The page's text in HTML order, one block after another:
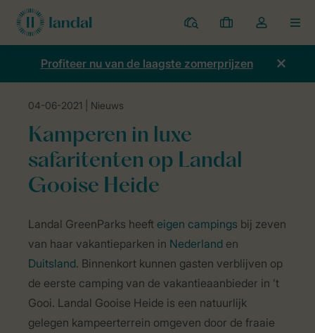
Parken
Mijn
boekingen
Open
de
dropdown
Profiteer nu van de laagste zomerprijzen
Nieuws
04-06-2021 | Nieuws
Kamperen in luxe
safaritenten op Landal
Gooise Heide
Landal GreenParks heeft eigen campings bij zeven
van haar vakantieparken in Nederland en
Duitsland. Binnenkort kunnen gasten verblijven op
de eerste camping van de vakantieaanbieder in ’t
Gooi. Landal Gooise Heide is een natuurlijk
gelegen kampeerterrein omgeven door de fraaie